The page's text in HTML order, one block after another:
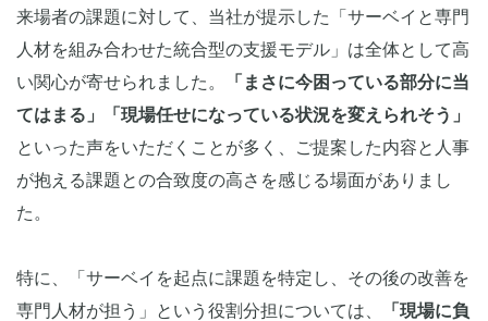
来場者の課題に対して、当社が提示した「サーベイと専門
人材を組み合わせた統合型の支援モデル」は全体として高
い関心が寄せられました。
「まさに今困っている部分に当
てはまる」「現場任せになっている状況を変えられそう」
といった声をいただくことが多く、ご提案した内容と人事
が抱える課題との合致度の高さを感じる場面がありまし
た。
特に、「サーベイを起点に課題を特定し、その後の改善を
専門人材が担う」という役割分担については、
「現場に負